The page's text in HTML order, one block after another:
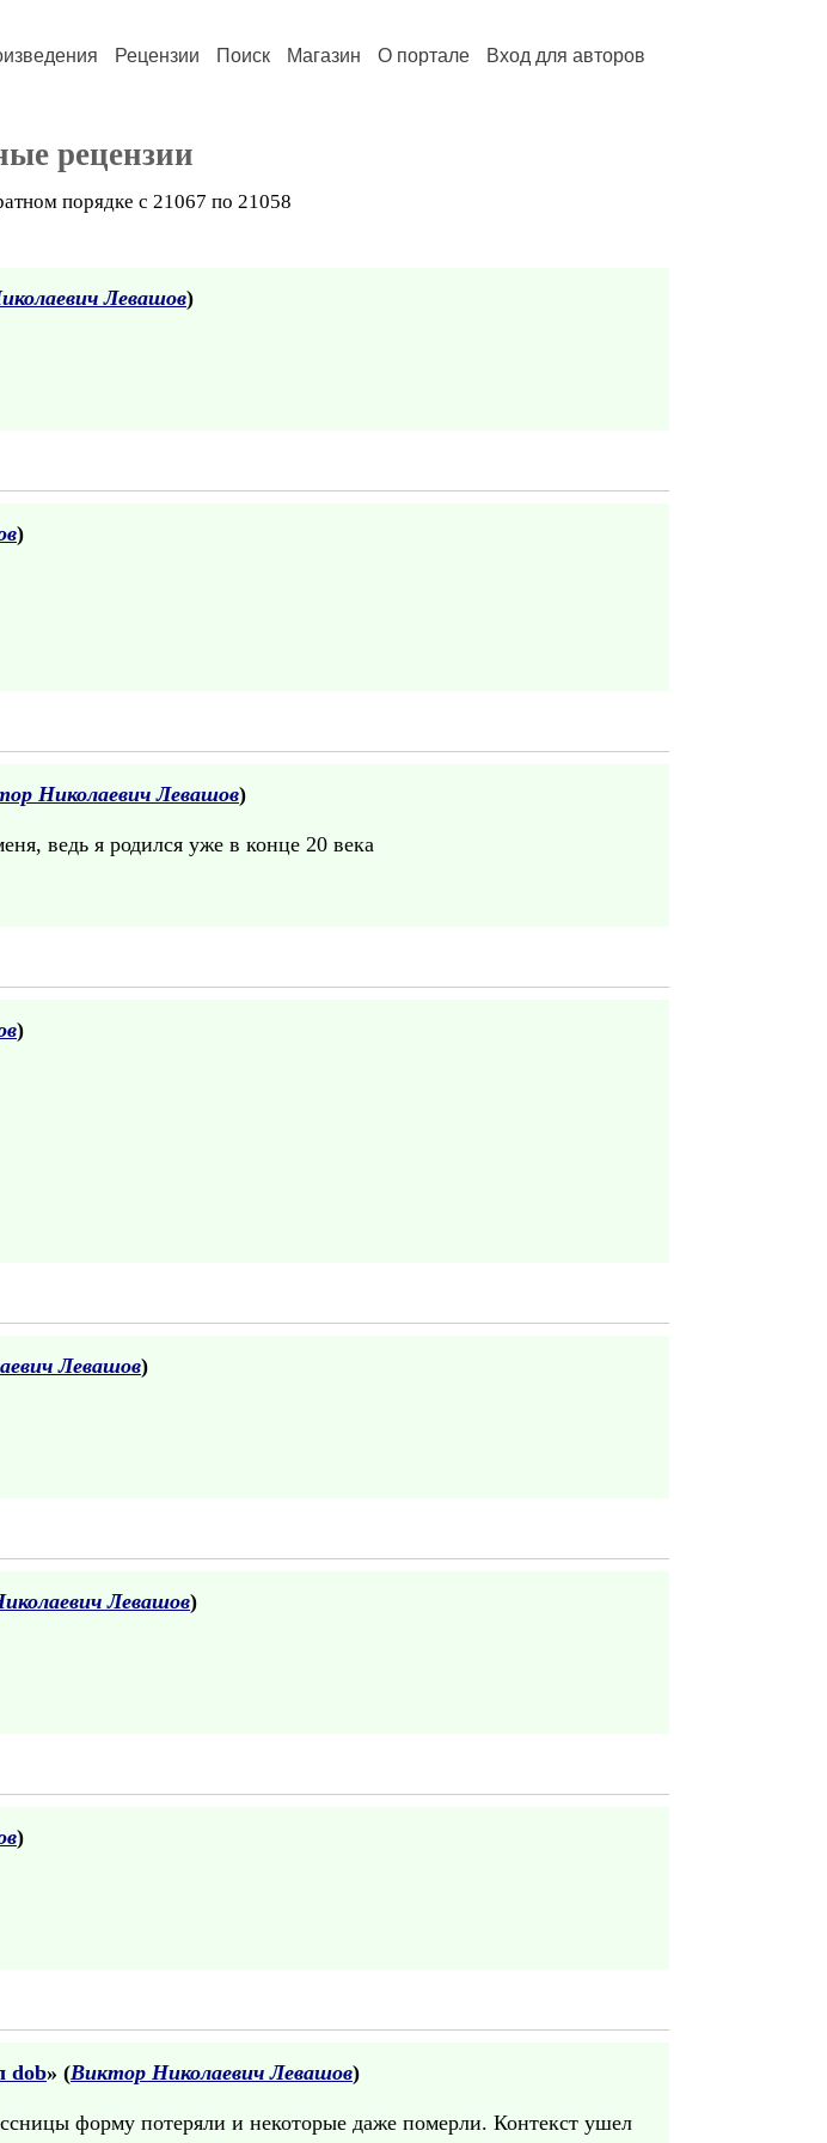
Рецензии Поиск Магазин О портале Вход для авторов
рецензии
порядке с 21067 по 21058
Левашов)
)
Николаевич Левашов)
ведь я родился уже в конце 20 века
)
Левашов)
Левашов)
)
dob» (Виктор Николаевич Левашов)
форму потеряли и некоторые даже померли. Контекст ушел